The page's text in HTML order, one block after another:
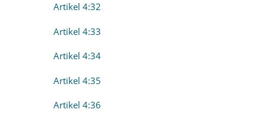
Artikel 4:32
Artikel 4:33
Artikel 4:34
Artikel 4:35
Artikel 4:36